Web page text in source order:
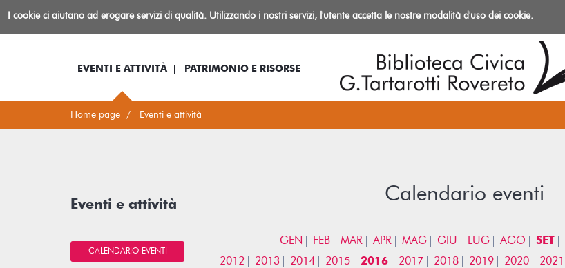
BibliotecaIo sono... Log-in Informazioni
EVENTI E ATTIVITÀ PATRIMONIO E RISORSE
Home page Eventi e attività
Calendario eventi
GEN FEB MAR APR MAG GIU LUG AGO SET
2012
2013 2014 2015 2016 2017 2018 2019 2020 2021
Eventi e attività
CALENDARIO EVENTI
I cookie ci aiutano ad erogare servizi di qualità. Utilizzando i nostri servizi, l'utente accetta le nostre modalità d'uso dei cookie.